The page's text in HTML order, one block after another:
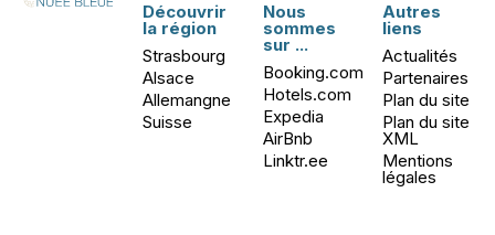
Découvrir
la région
Strasbourg
Alsace
Allemangne
Suisse
Nous
sommes
sur ...
Booking.com
Hotels.com
Expedia
AirBnb
Linktr.ee
Autres
liens
Actualités
Partenaires
Plan du site
Plan du site
XML
Mentions
légales